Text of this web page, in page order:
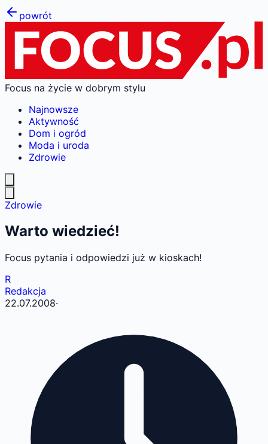
powrót
Focus na życie w dobrym stylu
Najnowsze
Aktywność
Dom i ogród
Moda i uroda
Zdrowie
Zdrowie
Warto wiedzieć!
Focus pytania i odpowiedzi już w kioskach!
R
Redakcja
22.07.2008·